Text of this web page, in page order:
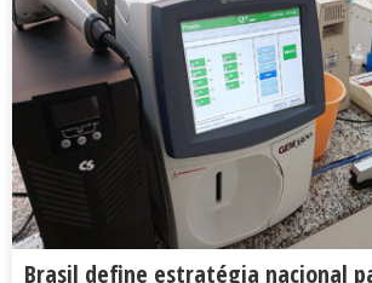
Brasil define estratégia nacional